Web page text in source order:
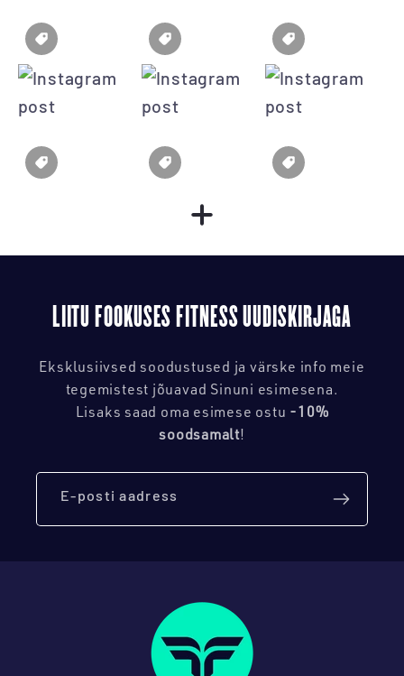
LIITU FOOKUSES FITNESS UUDISKIRJAGA
Eksklusiivsed soodustused ja värske info meie
tegemistest jõuavad Sinuni esimesena.
Lisaks saad oma esimese ostu -10%
soodsamalt!
E-posti aadress